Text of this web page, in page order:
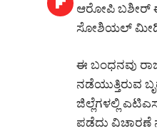
ಆರೋಪಿ ಬಶೀರ್ ಈ
ಸೋಶಿಯಲ್
ಈ ಬಂಧನವು
ನಡೆಯುತ್ತಿರುವ
ಜಿಲ್ಲೆಗಳಲ್ಲಿ
ಪಡೆದು ವಿಚಾರಣೆ